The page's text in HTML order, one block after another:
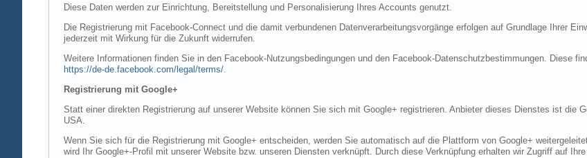
Diese Daten werden zur Einrichtung, Bereitstellung und Personalisierung Ihres Accounts genutzt.
Die Registrierung mit Facebook-Connect und die damit verbundenen Datenverarbeitungsvorgänge erfolgen auf Grundlage Ihrer
jederzeit mit Wirkung für die Zukunft widerrufen.
Weitere Informationen finden Sie in den Facebook-Nutzungsbedingungen und den Facebook-Datenschutzbestimmungen. Diese
https://de-de.facebook.com/legal/terms/.
Registrierung mit Google+
Statt einer direkten Registrierung auf unserer Website können Sie sich mit Google+ registrieren. Anbieter dieses Dienstes ist die
USA.
Wenn Sie sich für die Registrierung mit Google+ entscheiden, werden Sie automatisch auf die Plattform von Google+
wird Ihr Google+-Profil mit unserer Website bzw. unseren Diensten verknüpft. Durch diese Verknüpfung erhalten wir Zugriff auf